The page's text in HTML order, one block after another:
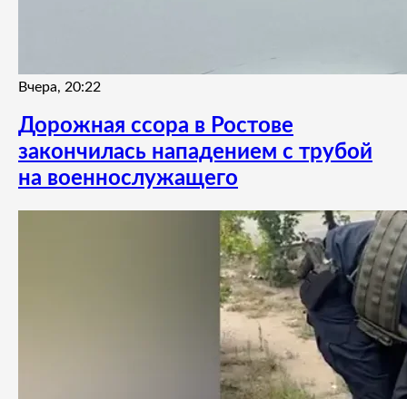
Вчера, 20:22
Дорожная ссора в Ростове
закончилась нападением с трубой
на военнослужащего